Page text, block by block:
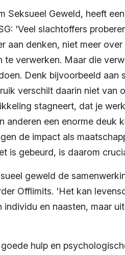
Seksueel Geweld, heeft
'Veel slachtoffers
aan denken, niet meer over
te verwerken. Maar die
Denk bijvoorbeeld aan
verschilt daarin niet van
stagneert, dat je
anderen een enorme deuk
de impact als
is gebeurd, is daarom
geweld de
Offlimits. 'Het kan
en naasten, maar
hulp en